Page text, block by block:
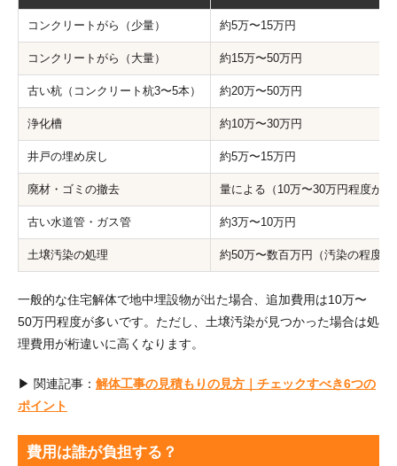
コンクリートがら（少量） 約5万〜15万円
コンクリートがら（大量） 約15万〜50万円
古い杭（コンクリート杭3〜5本） 約20万〜50万円
浄化槽 約10万〜30万円
井戸の埋め戻し 約5万〜15万円
廃材・ゴミの撤去 量による（10万〜30万円程度が多
古い水道管・ガス管 約3万〜10万円
土壌汚染の処理 約50万〜数百万円（汚染の程度に
一般的な住宅解体で地中埋設物が出た場合、追加費用は10万〜
50万円程度が多いです。ただし、土壌汚染が見つかった場合は処
理費用が桁違いに高くなります。
▶ 関連記事： 解体工事の見積もりの見方｜チェックすべき6つの
ポイント
費用は誰が負担する？